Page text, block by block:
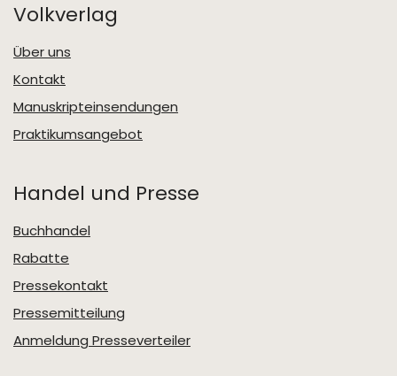
Volkverlag
Über uns
Kontakt
Manuskripteinsendungen
Praktikumsangebot
Handel und Presse
Buchhandel
Rabatte
Pressekontakt
Pressemitteilung
Anmeldung Presseverteiler